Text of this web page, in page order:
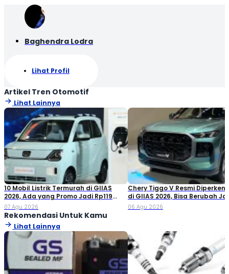
Baghendra Lodra
Lihat Profil
Artikel Tren Otomotif
Lihat Lainnya
10 Mobil Listrik Termurah di GIIAS
2026, Ada yang Promo Jadi Rp119
Jutaan!
07 Agu 2026
Chery Tiggo V Resmi
di GIIAS 2026, Bisa Berubah
Double Cabin
06 Agu 2026
Rekomendasi Untuk Kamu
Lihat Lainnya